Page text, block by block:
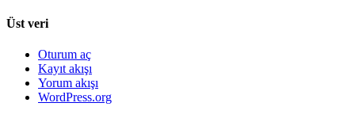
Üst veri
Oturum aç
Kayıt akışı
Yorum akışı
WordPress.org